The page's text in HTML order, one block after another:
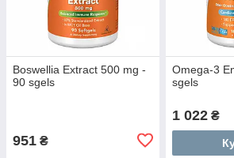
Boswellia Extract 500 mg -
90 sgels
951 ₴
Omega-3
sgels
1 022₴